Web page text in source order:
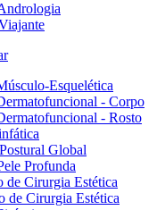
Esquelética
- Corpo
- Rosto
Global
Profunda
de Cirurgia Estética
de Cirurgia Estética